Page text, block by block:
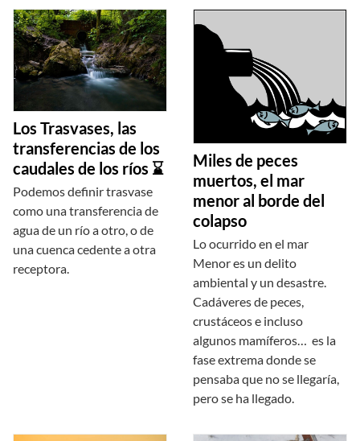
Los Trasvases, las
transferencias de los
caudales de los ríos ⌛
Podemos definir trasvase
como una transferencia de
agua de un río a otro, o de
una cuenca cedente a otra
receptora.
Miles de peces
muertos, el mar
menor al borde del
colapso
Lo ocurrido en el mar
Menor es un delito
ambiental y un desastre.
Cadáveres de peces,
crustáceos e incluso
algunos mamíferos… es la
fase extrema donde se
pensaba que no se llegaría,
pero se ha llegado.